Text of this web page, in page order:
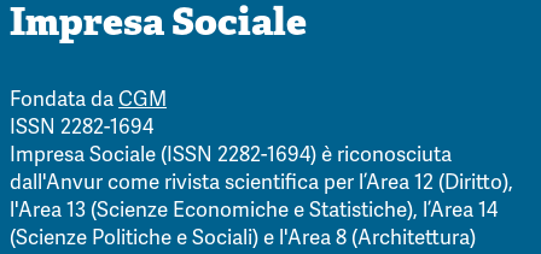
Impresa Sociale
Fondata daCGM
ISSN 2282-1694
Impresa Sociale (ISSN 2282-1694) è riconosciuta
dall'Anvur come rivista scientifica per l’Area 12 (Diritto),
l'Area 13 (Scienze Economiche e Statistiche), l’Area 14
(Scienze Politiche e Sociali) e l'Area 8 (Architettura)